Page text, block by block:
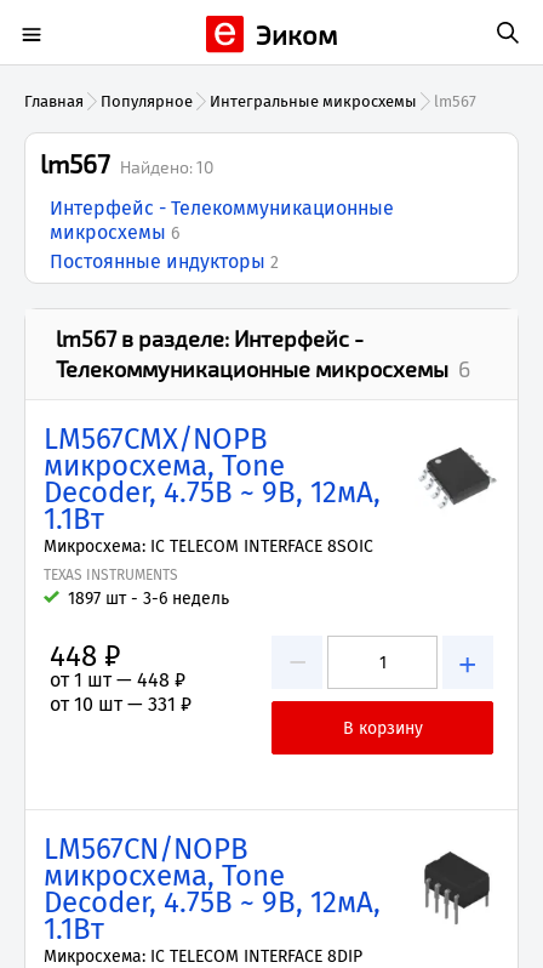
Эиком
Главная Популярное Интегральные микросхемы lm567
lm567 Найдено:10
Интерфейс - Телекоммуникационные
микросхемы 6
Постоянные индукторы 2
lm567в разделе: Интерфейс -
Телекоммуникационные микросхемы 6
LM567CMX/NOPB
микросхема, Tone
Decoder, 4.75В ~ 9В, 12мА,
1.1Вт
Микросхема: IC TELECOM INTERFACE 8SOIC
TEXAS INSTRUMENTS
1897 шт - 3-6 недель
− +
448 ₽
от 1 шт — 448 ₽
от 10 шт — 331 ₽
LM567CN/NOPB
микросхема, Tone
Decoder, 4.75В ~ 9В, 12мА,
1.1Вт
Микросхема: IC TELECOM INTERFACE 8DIP